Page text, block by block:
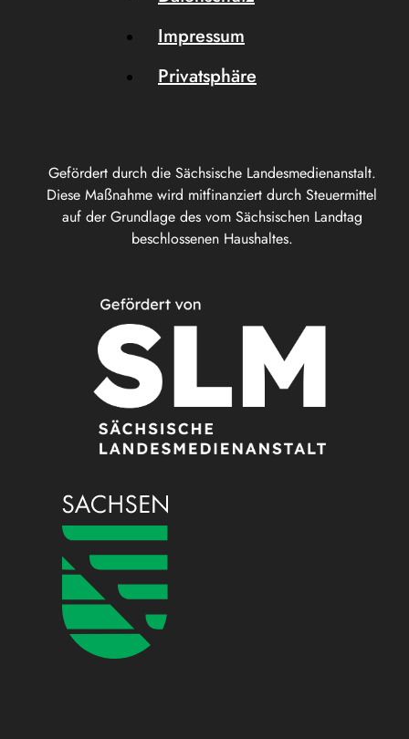
Gefördert durch die Sächsische Landesmedienanstalt.
Diese Maßnahme wird mitfinanziert durch Steuermittel
auf der Grundlage des vom Sächsischen Landtag
beschlossenen Haushaltes.
Impressum
Privatsphäre